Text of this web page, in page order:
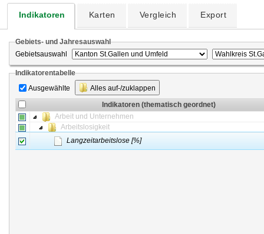
Indikatoren Karten Vergleich Export
Gebiets- und Jahresauswahl
Gebietsauswahl
Indikatorentabelle
Ausgewählte
Alles auf-/zuklappen
Indikatoren (thematisch geordnet)
Arbeit und Unternehmen
Arbeitslosigkeit
Langzeitarbeitslose [%]